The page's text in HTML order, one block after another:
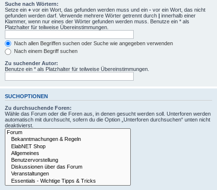
Suche nach Wörtern:
Setze ein + vor ein Wort, das gefunden werden muss und ein - vor ein Wort, das nicht
gefunden werden darf. Verwende mehrere Wörter getrennt durch | innerhalb einer
Klammer, wenn nur eines der Wörter gefunden werden muss. Benutze ein * als
Platzhalter für teilweise Übereinstimmungen.
Nach allen Begriffen suchen oder Suche wie angegeben verwenden
Nach einem Begriff suchen
Zu suchender Autor:
Benutze ein * als Platzhalter für teilweise Übereinstimmungen.
SUCHOPTIONEN
Zu durchsuchende Foren:
Wähle das Forum oder die Foren aus, in denen gesucht werden soll. Unterforen werden
automatisch mit durchsucht, sofern du die Option „Unterforen durchsuchen“ unten nicht
deaktivierst.